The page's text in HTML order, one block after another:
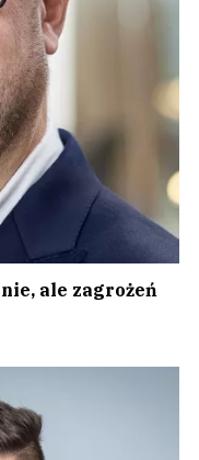
ale zagrożeń